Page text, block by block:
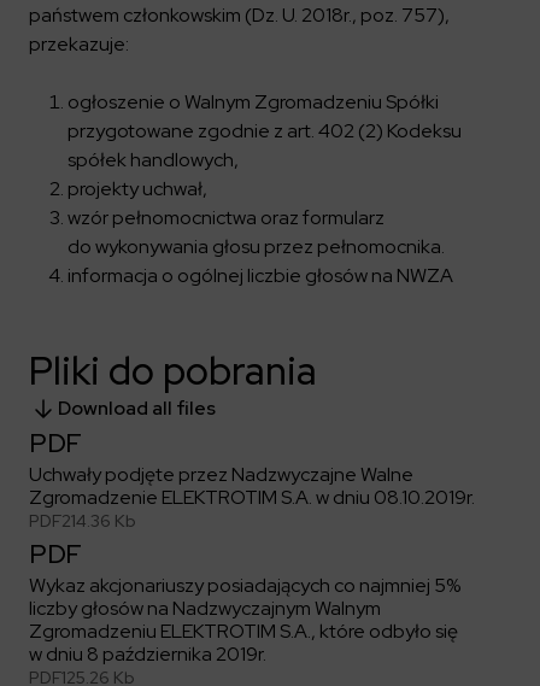
państwem członkowskim (Dz. U. 2018r., poz. 757),
przekazuje:
ogłoszenie o Walnym Zgromadzeniu Spółki
przygotowane zgodnie z art. 402 (2) Kodeksu
spółek handlowych,
projekty uchwał,
wzór pełnomocnictwa oraz formularz
do wykonywania głosu przez pełnomocnika.
informacja o ogólnej liczbie głosów na NWZA
Pliki do pobrania
Download all files
PDF
Uchwały podjęte przez Nadzwyczajne Walne
Zgromadzenie ELEKTROTIM S.A. w dniu 08.10.2019r.
PDF214.36 Kb
PDF
Wykaz akcjonariuszy posiadających co najmniej 5%
liczby głosów na Nadzwyczajnym Walnym
Zgromadzeniu ELEKTROTIM S.A., które odbyło się
w dniu 8 października 2019r.
PDF125.26 Kb